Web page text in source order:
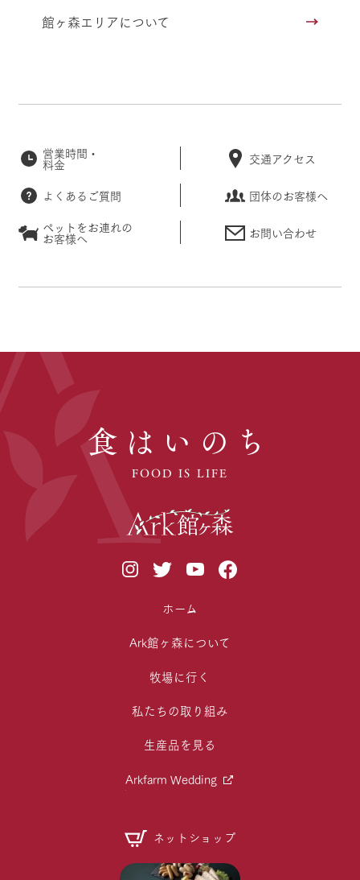
館ヶ森エリアについて
営業時間・
料金 交通アクセス
よくあるご質問
団体のお客様へ
ペットをお連れの
お客様へ お問い合わせ
食はいのち
FOOD IS LIFE
ホーム
Ark館ヶ森について
牧場に行く
私たちの取り組み
生産品を見る
Arkfarm Wedding
ネットショップ